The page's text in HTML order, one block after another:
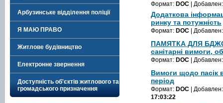
Арбузинське відділення поліції
Я МАЮ ПРАВО
Житлове будівництво
Електронне звернення
Доступність об'єктів житлового та
громадського призначення
Формат: DOC |
Додаткова
ринку та потужність
Формат: DOC |
ПАМЯТКА ДЛЯ
санітарні вимоги,
Формат: DOC |
Вимоги щодо пасік
період
Формат: DOC |
17:03:22